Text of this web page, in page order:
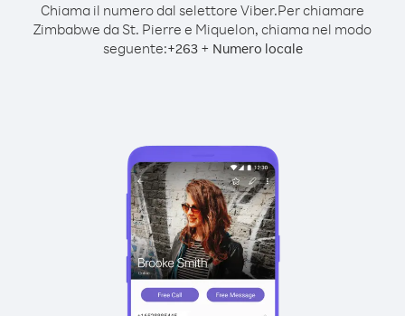
Chiama il numero dal selettore Viber.Per chiamare
Zimbabwe da St. Pierre e Miquelon, chiama nel modo
seguente:+263+ Numero locale